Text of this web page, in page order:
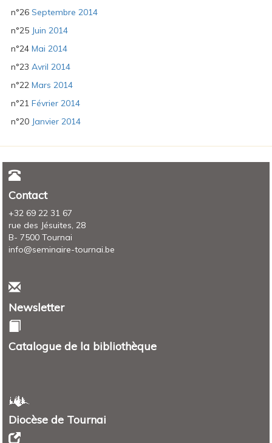
n°26 Septembre 2014
n°25 Juin 2014
n°24 Mai 2014
n°23 Avril 2014
n°22 Mars 2014
n°21 Février 2014
n°20 Janvier 2014
Contact
+32 69 22 31 67
rue des Jésuites, 28
B- 7500 Tournai
info@seminaire-tournai.be
Newsletter
Catalogue de la bibliothèque
Diocèse de Tournai